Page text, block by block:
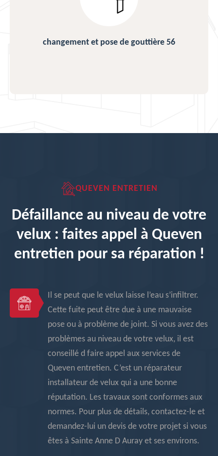
changement et pose de gouttière 56
QUEVEN ENTRETIEN
Défaillance au niveau de votre
velux : faites appel à Queven
entretien pour sa réparation !
Il se peut que le velux laisse l’eau s’infiltrer.
Cette fuite peut être due à une mauvaise
pose ou à problème de joint. Si vous avez des
problèmes au niveau de votre velux, il est
conseillé d faire appel aux services de
Queven entretien. C’est un réparateur
installateur de velux qui a une bonne
réputation. Les travaux sont conformes aux
normes. Pour plus de détails, contactez-le et
demandez-lui un devis de votre projet si vous
êtes à Sainte Anne D Auray et ses environs.